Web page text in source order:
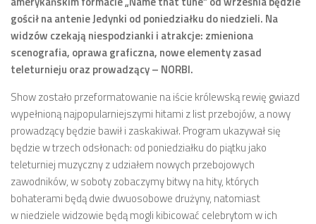
gościł na antenie Jedynki od poniedziałku do niedzieli. Na
widzów czekają niespodzianki i atrakcje: zmieniona
scenografia, oprawa graficzna, nowe elementy zasad
teleturnieju oraz prowadzący – NORBI.
Show zostało przeformatowanie na iście królewską rewię gwiazd
wypełnioną najpopularniejszymi hitami z list przebojów, a nowy
prowadzący będzie bawił i zaskakiwał. Program ukazywał się
będzie w trzech odsłonach: od poniedziałku do piątku jako
teleturniej muzyczny z udziałem nowych przebojowych
zawodników, w soboty zobaczymy bitwy na hity, których
bohaterami będą dwie dwuosobowe drużyny, natomiast
w niedziele widzowie będą mogli kibicować celebrytom w ich